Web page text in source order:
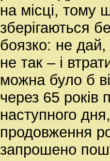
на місці, тому
зберігаються
боязко: не
не так – і
можна було б
через 65 років
наступного
продовження
запрошено